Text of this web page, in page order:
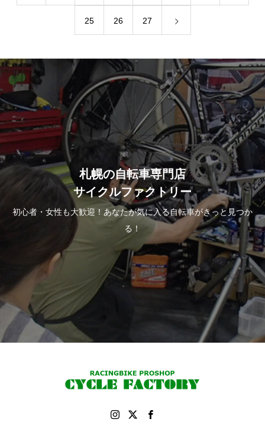
25 26 27
札幌の自転車専門店
サイクルファクトリー
初心者・女性も大歓迎！あなたが気に入る自転車がきっと見つか
る！